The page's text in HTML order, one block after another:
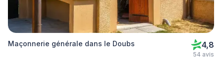
Maçonnerie générale dans le Doubs 4,8
54 avis